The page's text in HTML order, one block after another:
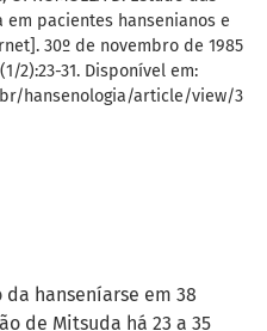
pacientes hansenianos e
30º de novembro de 1985
2):23-31. Disponível em:
hansenologia/article/view/3
da hanseníarse em 38
de Mitsuda há 23 a 35